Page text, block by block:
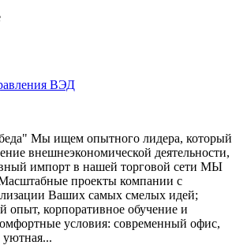
ВЭД
Мы ищем опытного лидера, который
внешнеэкономической деятельности,
импорт в нашей торговой сети МЫ
проекты компании с
Ваших самых смелых идей;
опыт, корпоративное обучение и
условия: современный офис,
уютная...